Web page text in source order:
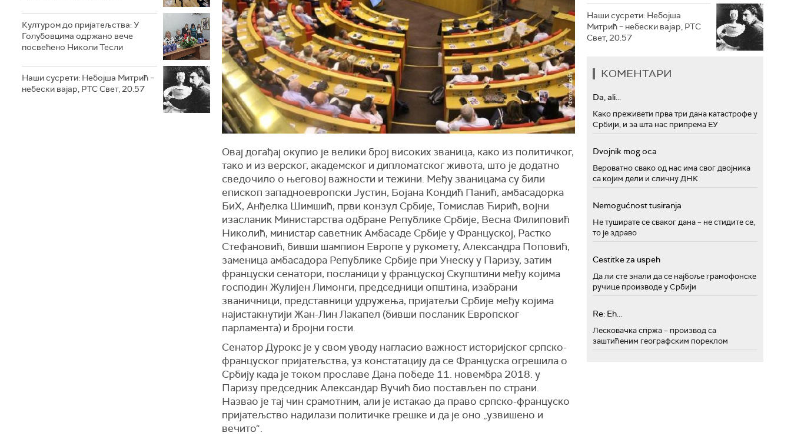
Културом до пријатељства: У
Голубовцима одржано вече
посвећено Николи Тесли
Наши сусрети: Небојша Митрић –
небески вајар, РТС Свет, 20.57
Овај догађај окупио је велики број високих званица, како из политичког,
тако и из верског, академског и дипломатског живота, што је додатно
сведочило о његовој важности и тежини. Међу званицама су били
епископ западноевропски Јустин, Бојана Кондић Панић, амбасадорка
БиХ, Анђелка Шимшић, први конзул Србије, Томислав Ћирић, војни
изасланик Министарства одбране Републике Србије, Весна Филиповић
Николић, министар саветник Амбасаде Србије у Француској, Растко
Стефановић, бивши шампион Европе у рукомету, Александра Поповић,
заменица амбасадора Републике Србије при Унеску у Паризу, затим
француски сенатори, посланици у француској Скупштини међу којима
господин Жулијен Лимонги, председници општина, изабрани
званичници, представници удружења, пријатељи Србије међу којима
најистакнутији Жан-Лин Лакапел (бивши посланик Европског
парламента) и бројни гости.
Сенатор Дурокс је у свом уводу нагласио важност историјског српско-
француског пријатељства, уз констатацију да се Француска огрешила о
Србију када је током прославе Дана победе 11. новембра 2018. у
Паризу председник Александар Вучић био постављен по страни.
Назвао је тај чин срамотним, али је истакао да право српско-француско
пријатељство надилази политичке грешке и да је оно „узвишено и
вечито“.
Наши сусрети: Небојша
Митрић – небески вајар, РТС
Свет, 20.57
КОМЕНТАРИ
Da, ali...
Како преживети прва три дана катастрофе у
Србији, и за шта нас припрема ЕУ
Dvojnik mog oca
Вероватно свако од нас има свог двојника
са којим дели и сличну ДНК
Nemogućnost tusiranja
Не туширате се сваког дана – не стидите се,
то је здраво
Cestitke za uspeh
Да ли сте знали да се најбоље грамофонске
ручице производе у Србији
Re: Eh...
Лесковачка спржа – производ са
заштићеним географским пореклом